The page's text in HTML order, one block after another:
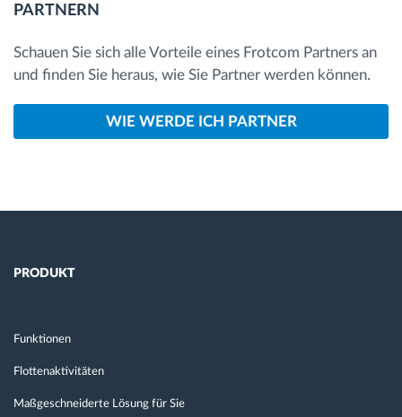
PARTNERN
Schauen Sie sich alle Vorteile eines Frotcom Partners an
und finden Sie heraus, wie Sie Partner werden können.
WIE WERDE ICH PARTNER
PRODUKT
Funktionen
Flottenaktivitäten
Maßgeschneiderte Lösung für Sie